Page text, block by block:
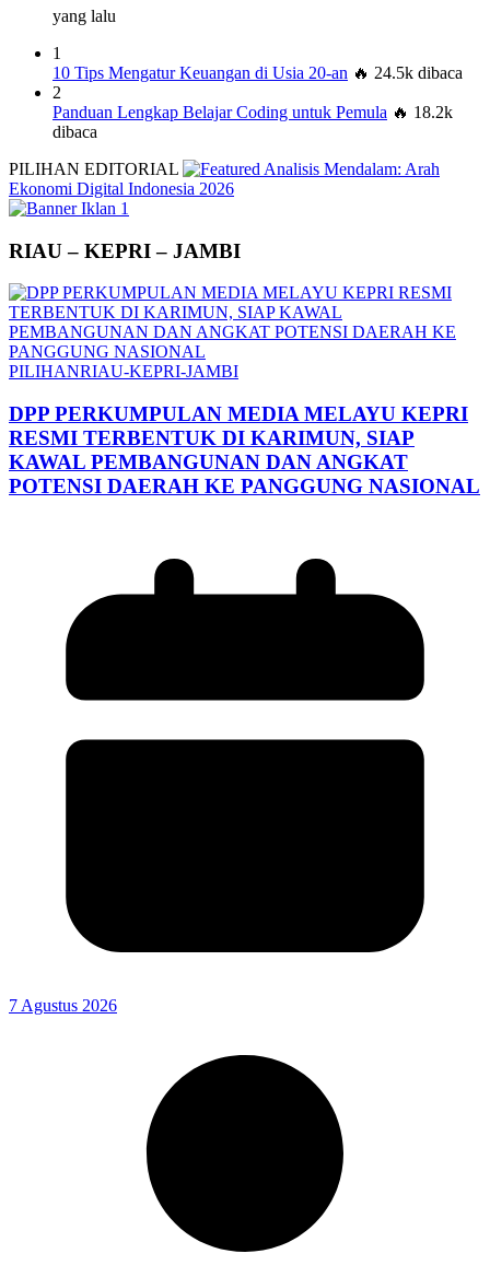
yang lalu
1
10 Tips Mengatur Keuangan di Usia 20-an 🔥 24.5k dibaca
2
Panduan Lengkap Belajar Coding untuk Pemula 🔥 18.2k
dibaca
PILIHAN EDITORIAL
Analisis Mendalam: Arah
Ekonomi Digital Indonesia 2026
RIAU – KEPRI – JAMBI
PILIHANRIAU-KEPRI-JAMBI
DPP PERKUMPULAN MEDIA MELAYU KEPRI
RESMI TERBENTUK DI KARIMUN, SIAP
KAWAL PEMBANGUNAN DAN ANGKAT
POTENSI DAERAH KE PANGGUNG NASIONAL
7 Agustus 2026